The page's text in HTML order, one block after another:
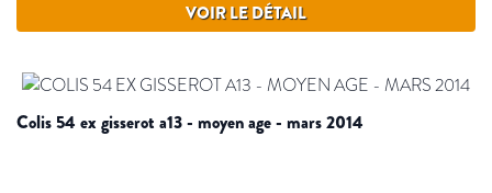
VOIR LE DÉTAIL
colis 54 ex gisserot a13 - moyen age - mars 2014